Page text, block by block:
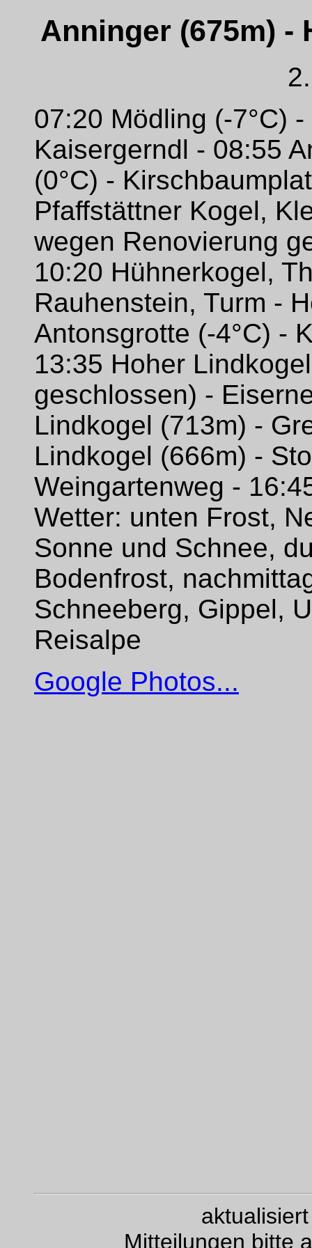
Anninger (675m) -
07:20 Mödling (-7°C)
Kaisergerndl - 08:55
(0°C) -
Pfaffstättner Kogel,
wegen Renovierung
10:20 Hühnerkogel,
Rauhenstein, Turm -
Antonsgrotte (-4°C) -
13:35 Hoher
geschlossen) -
Lindkogel (713m) -
Lindkogel (666m) -
Weingartenweg -
Wetter: unten Frost,
Sonne und Schnee,
Bodenfrost,
Schneeberg, Gippel,
Reisalpe
Google Photos...
Mitteilungen bitte